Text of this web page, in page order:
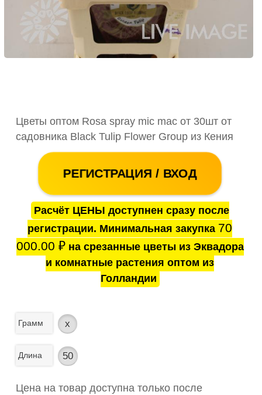
Цветы оптом Rosa spray mic mac от 30шт от
садовника Black Tulip Flower Group из Кения
РЕГИСТРАЦИЯ / ВХОД
Расчёт ЦЕНЫ доступнен сразу после
регистрации. Минимальная закупка 70
000.00 ₽на срезанные цветы из Эквадора
и комнатные растения оптом из
Голландии
Грамм x
Длина 50
Цена на товар доступна только после